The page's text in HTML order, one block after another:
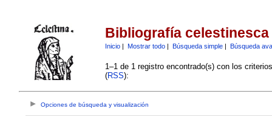
Bibliografía celestinesca
Inicio| Mostrar todo| Búsqueda simple| Búsqueda
1–1 de 1 registro encontrado(s) con los
(RSS):
Opciones de búsqueda y visualización